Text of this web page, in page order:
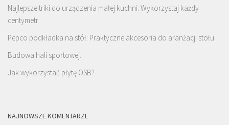
Najlepsze triki do urządzenia małej kuchni: Wykorzystaj każdy
centymetr
Pepco podkładka na stół: Praktyczne akcesoria do aranżacji stołu
Budowa hali sportowej.
Jak wykorzystać płytę OSB?
NAJNOWSZE KOMENTARZE